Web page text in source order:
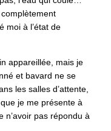
moi à l’état de
appareillée, mais je
et bavard ne se
les salles d’attente,
je me présente à
n’avoir pas répondu à